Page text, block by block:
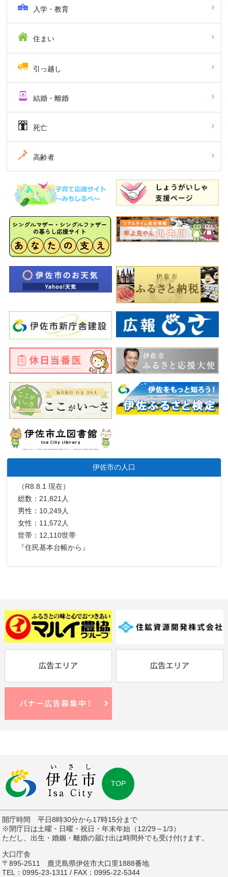
入学・教育
住まい
引っ越し
結婚・離婚
死亡
高齢者
伊佐市の人口
（R8.8.1 現在）
総数：21,821人
男性：10,249人
女性：11,572人
世帯：12,110世帯
『住民基本台帳から』
TOP
開庁時間 平日8時30分から17時15分まで
※閉庁日は土曜・日曜・祝日・年末年始（12/29～1/3）
ただし、出生・婚姻・離婚の届け出は時間外でも受け付けます。
大口庁舎
〒895-2511 鹿児島県伊佐市大口里1888番地
TEL：0995-23-1311 / FAX：0995-22-5344